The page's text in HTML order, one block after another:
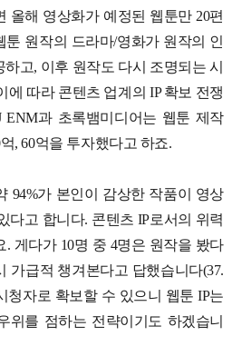
올해 영상화가 예정된 웹툰만 20편
툰 원작의 드라마/영화가 원작의 인
고, 이후 원작도 다시 조명되는 시
에 따라 콘텐츠 업계의 IP 확보 전쟁
ENM과 초록뱀미디어는 웹툰 제작
, 60억을 투자했다고 하죠.
94%가 본인이 감상한 작품이 영상
다고 합니다. 콘텐츠 IP로서의 위력
. 게다가 10명 중 4명은 원작을 봤다
가급적 챙겨본다고 답했습니다(37.
청자로 확보할 수 있으니 웹툰 IP는
위를 점하는 전략이기도 하겠습니